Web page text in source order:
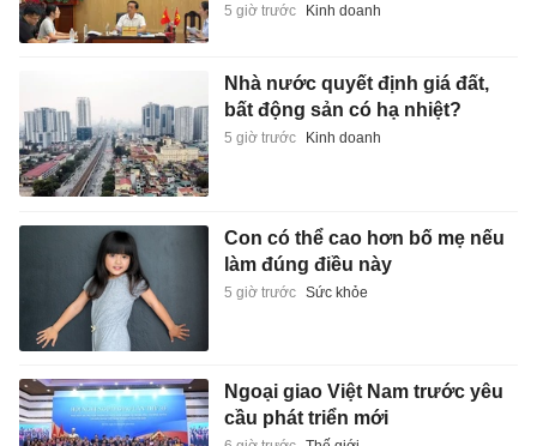
5 giờ trước Kinh doanh
Nhà nước quyết định giá đất,
bất động sản có hạ nhiệt?
5 giờ trước Kinh doanh
Con có thể cao hơn bố mẹ nếu
làm đúng điều này
5 giờ trước Sức khỏe
Ngoại giao Việt Nam trước yêu
cầu phát triển mới